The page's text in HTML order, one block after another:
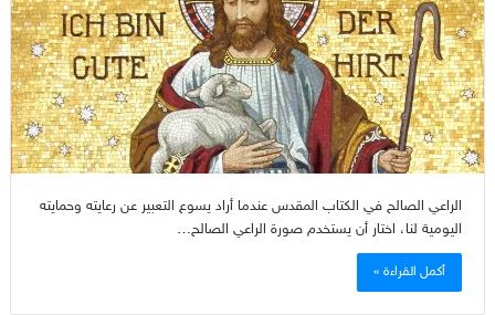
الراعي الصالح في الكتاب المقدس عندما أراد يسوع التعبير عن رعايته وحمايته
اليومية لنا، اختار أن يستخدم صورة الراعي الصالح…
أكمل القراءة »